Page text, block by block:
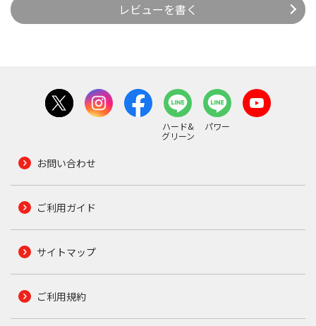
レビューを書く
ハード&
グリーン
パワー
お問い合わせ
ご利用ガイド
サイトマップ
ご利用規約